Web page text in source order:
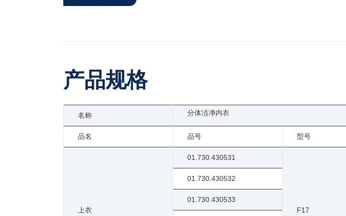
产品规格
名称 分体洁净内衣
品名 品号 型号
上衣
01.730.430531
F17
01.730.430532
01.730.430533